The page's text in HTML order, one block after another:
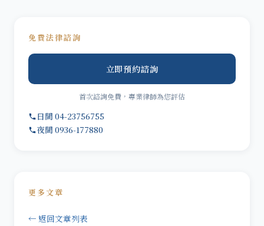
免費法律諮詢
立即預約諮詢
首次諮詢免費，專業律師為您評估
日間 04-23756755
夜間 0936-177880
更多文章
← 返回文章列表